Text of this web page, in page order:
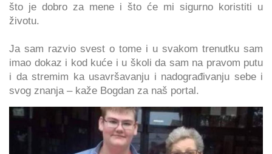
što je dobro za mene i što će mi sigurno koristiti u
životu.
Ja sam razvio svest o tome i u svakom trenutku sam
imao dokaz i kod kuće i u školi da sam na pravom putu
i da stremim ka usavršavanju i nadograđivanju sebe i
svog znanja – kaže Bogdan za naš portal.